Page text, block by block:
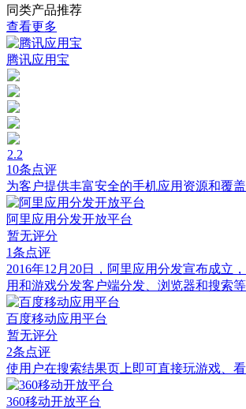
同类产品推荐
查看更多
腾讯应用宝
2.2
10条点评
为客户提供丰富安全的手机应用资源和覆
阿里应用分发开放平台
暂无评分
1条点评
2016年12月20日，阿里应用分发宣布成立
用和游戏分发客户端分发、浏览器和搜索
百度移动应用平台
暂无评分
2条点评
使用户在搜索结果页上即可直接玩游戏、
360移动开放平台